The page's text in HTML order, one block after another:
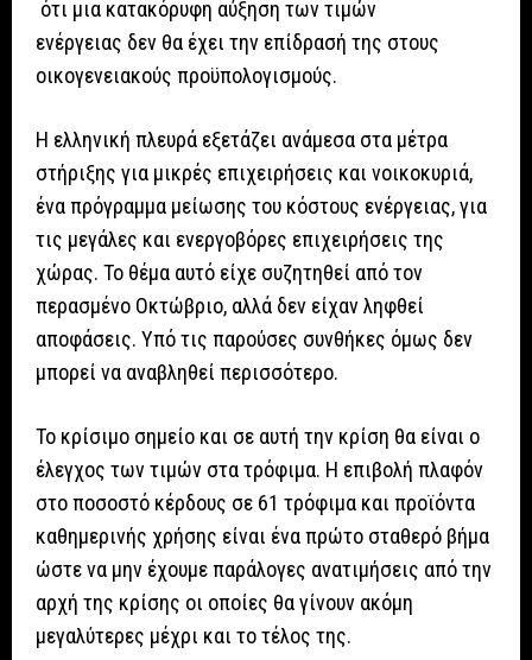
ότι μια κατακόρυφη αύξηση των τιμών
ενέργειας δεν θα έχει την επίδρασή της στους
οικογενειακούς προϋπολογισμούς.
Η ελληνική πλευρά εξετάζει ανάμεσα στα μέτρα
στήριξης για μικρές επιχειρήσεις και νοικοκυριά,
ένα πρόγραμμα μείωσης του κόστους ενέργειας, για
τις μεγάλες και ενεργοβόρες επιχειρήσεις της
χώρας. Το θέμα αυτό είχε συζητηθεί από τον
περασμένο Οκτώβριο, αλλά δεν είχαν ληφθεί
αποφάσεις. Υπό τις παρούσες συνθήκες όμως δεν
μπορεί να αναβληθεί περισσότερο.
Το κρίσιμο σημείο και σε αυτή την κρίση θα είναι ο
έλεγχος των τιμών στα τρόφιμα. Η επιβολή πλαφόν
στο ποσοστό κέρδους σε 61 τρόφιμα και προϊόντα
καθημερινής χρήσης είναι ένα πρώτο σταθερό βήμα
ώστε να μην έχουμε παράλογες ανατιμήσεις από την
αρχή της κρίσης οι οποίες θα γίνουν ακόμη
μεγαλύτερες μέχρι και το τέλος της.